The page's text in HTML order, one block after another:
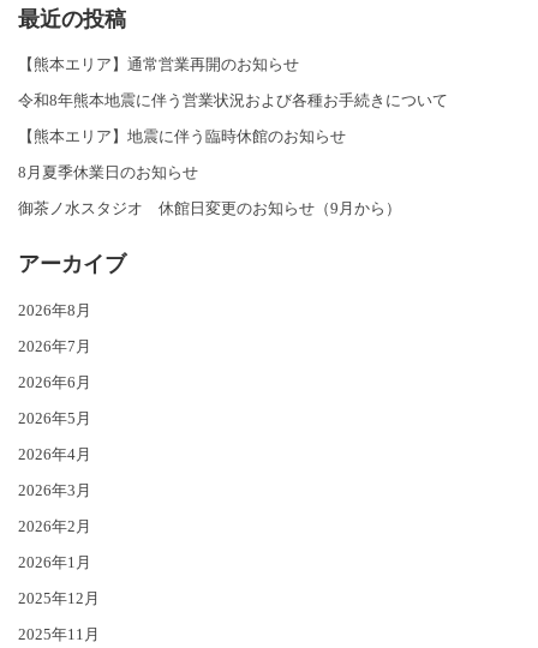
最近の投稿
【熊本エリア】通常営業再開のお知らせ
令和8年熊本地震に伴う営業状況および各種お手続きについて
【熊本エリア】地震に伴う臨時休館のお知らせ
8月夏季休業日のお知らせ
御茶ノ水スタジオ 休館日変更のお知らせ（9月から）
アーカイブ
2026年8月
2026年7月
2026年6月
2026年5月
2026年4月
2026年3月
2026年2月
2026年1月
2025年12月
2025年11月